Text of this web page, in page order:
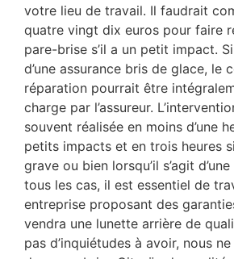
votre lieu de travail. Il faudrait
quatre vingt dix euros pour faire
pare-brise s’il a un petit impact.
d’une assurance bris de glace, le
réparation pourrait être
charge par l’assureur.
souvent réalisée en moins d’une
petits impacts et en trois heures
grave ou bien lorsqu’il s’agit
tous les cas, il est essentiel de
entreprise proposant des
vendra une lunette arrière de
pas d’inquiétudes à avoir, nous